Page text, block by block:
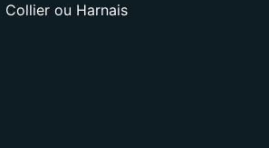
Collier ou Harnais